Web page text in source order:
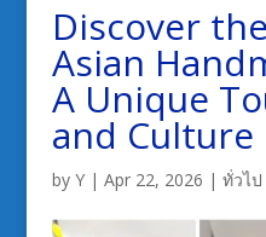
Discover
Asian
A Unique
and Culture
by Y| Apr 22, 2026 | ทั่วไป